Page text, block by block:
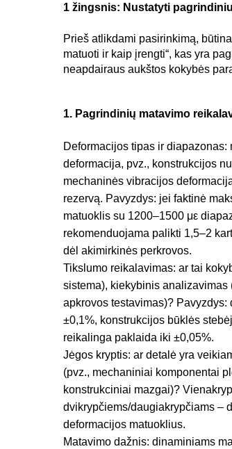
1 žingsnis: Nustatyti
Prieš atlikdami pasirinkimą,
matuoti ir kaip įrengti“, kas yra
neapdairaus aukštos kokybės
1. Pagrindinių matavimo
Deformacijos tipas ir
deformacija, pvz., konstrukcijos
mechaninės vibracijos
rezervą. Pavyzdys: jei faktinė
matuoklis su 1200–1500 με
rekomenduojama palikti 1,5–2
dėl akimirkinės perkrovos.
Tikslumo reikalavimas: ar tai
sistema), kiekybinis
apkrovos testavimas)?
±0,1%, konstrukcijos būklės
reikalinga paklaida iki ±0,05%.
Jėgos kryptis: ar detalė yra
(pvz., mechaniniai komponentai
konstrukciniai mazgai)?
dvikrypčiems/daugiakrypčiams –
deformacijos matuoklius.
Matavimo dažnis: dinaminiams